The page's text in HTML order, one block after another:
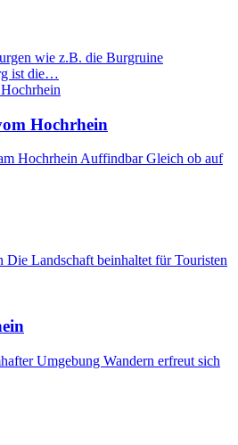
wie z.B. die Burgruine
ist die…
Hochrhein
Hochrhein Auffindbar Gleich ob auf
Die Landschaft beinhaltet für Touristen
Umgebung Wandern erfreut sich